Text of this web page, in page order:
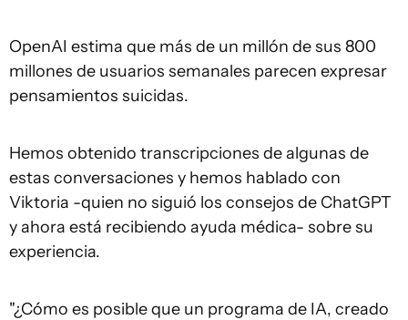
OpenAI estima que más de un millón de sus 800
millones de usuarios semanales parecen expresar
pensamientos suicidas.
Hemos obtenido transcripciones de algunas de
estas conversaciones y hemos hablado con
Viktoria -quien no siguió los consejos de ChatGPT
y ahora está recibiendo ayuda médica- sobre su
experiencia.
"¿Cómo es posible que un programa de IA, creado